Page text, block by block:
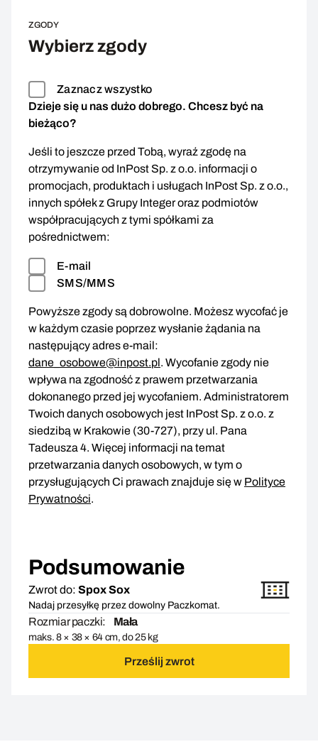
ZGODY
Wybierz zgody
Zaznacz wszystko
Dzieje się u nas dużo dobrego. Chcesz być na
bieżąco?
Jeśli to jeszcze przed Tobą, wyraź zgodę na
otrzymywanie od InPost Sp. z o.o. informacji o
promocjach, produktach i usługach InPost Sp. z o.o.,
innych spółek z Grupy Integer oraz podmiotów
współpracujących z tymi spółkami za
pośrednictwem:
E-mail
SMS/MMS
Powyższe zgody są dobrowolne. Możesz wycofać je
w każdym czasie poprzez wysłanie żądania na
następujący adres e-mail:
dane_osobowe@inpost.pl. Wycofanie zgody nie
wpływa na zgodność z prawem przetwarzania
dokonanego przed jej wycofaniem. Administratorem
Twoich danych osobowych jest InPost Sp. z o.o. z
siedzibą w Krakowie (30-727), przy ul. Pana
Tadeusza 4. Więcej informacji na temat
przetwarzania danych osobowych, w tym o
przysługujących Ci prawach znajduje się w Polityce
Prywatności.
Podsumowanie
Zwrot do: Spox Sox
Nadaj przesyłkę przez dowolny Paczkomat.
Rozmiar paczki: Mała
maks. 8 × 38 × 64 cm, do 25 kg
Prześlij zwrot